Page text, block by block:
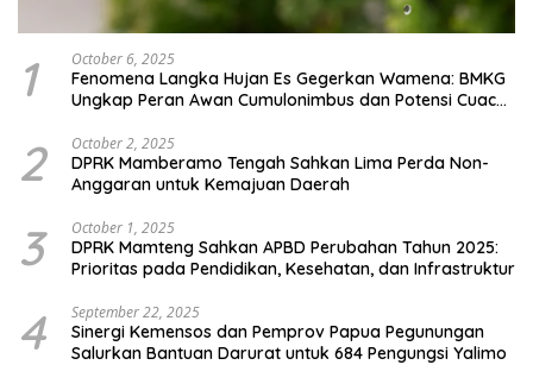
1 October 6, 2025
Fenomena Langka Hujan Es Gegerkan Wamena: BMKG
Ungkap Peran Awan Cumulonimbus dan Potensi Cuaca
2 October 2, 2025
DPRK Mamberamo Tengah Sahkan Lima Perda Non-
Anggaran untuk Kemajuan Daerah
3 October 1, 2025
DPRK Mamteng Sahkan APBD Perubahan Tahun 2025:
Prioritas pada Pendidikan, Kesehatan, dan Infrastruktur
4 September 22, 2025
Sinergi Kemensos dan Pemprov Papua Pegunungan
Salurkan Bantuan Darurat untuk 684 Pengungsi Yalimo